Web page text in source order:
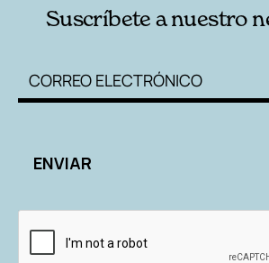
Suscríbete a nuestro